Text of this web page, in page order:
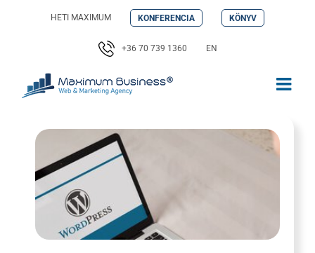
HETI MAXIMUM KONFERENCIA KÖNYV
+36 70 739 1360 EN